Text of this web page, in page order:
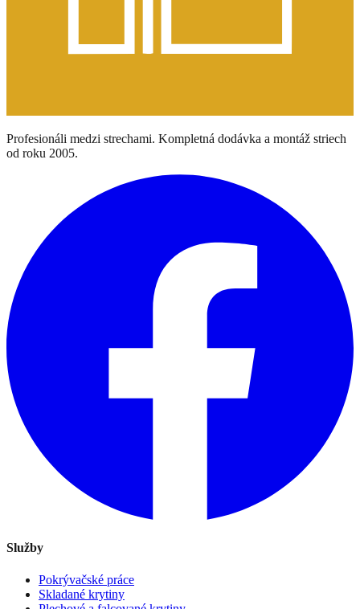
Profesionáli medzi strechami. Kompletná dodávka a montáž striech
od roku 2005.
Služby
Pokrývačské práce
Skladané krytiny